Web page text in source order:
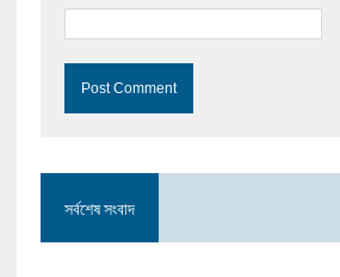
সর্বশেষ সংবাদ